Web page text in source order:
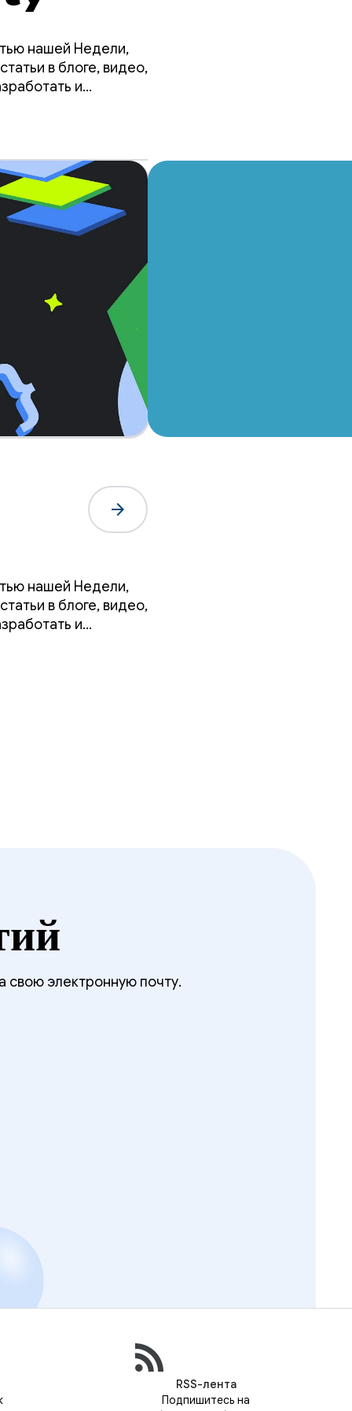
нашей Недели,
в блоге, видео,
и
arrow_forward
нашей Недели,
в блоге, видео,
и
свою электронную почту.
RSS-лента
Подпишитесь на